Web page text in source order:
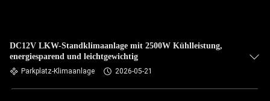
DC12V LKW-Standklimaanlage mit 2500W Kühlleistung,
energiesparend und leichtgewichtig
Parkplatz-Klimaanlage 2026-05-21